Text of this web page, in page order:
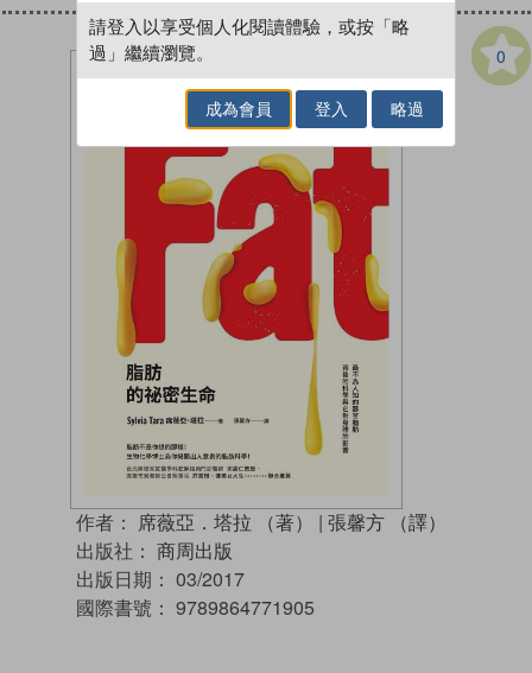
0
作者： 席薇亞．塔拉 （著） | 張馨方 （譯）
出版社： 商周出版
出版日期： 03/2017
國際書號： 9789864771905
請登入以享受個人化閱讀體驗，或按「略
過」繼續瀏覽。
成為會員 登入 略過